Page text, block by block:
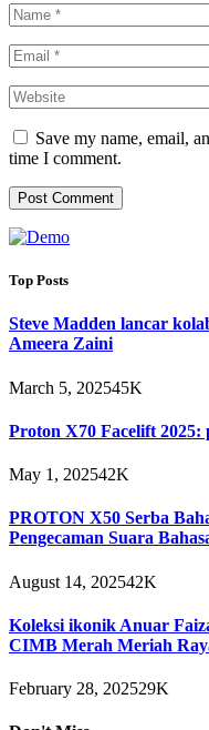
Save my name, email,
time I comment.
Top Posts
Steve Madden lancar
Ameera Zaini
March 5, 202545K
Proton X70 Facelift 2025:
May 1, 202542K
PROTON X50 Serba
Pengecaman Suara
August 14, 202542K
Koleksi ikonik Anuar
CIMB Merah Meriah
February 28, 202529K